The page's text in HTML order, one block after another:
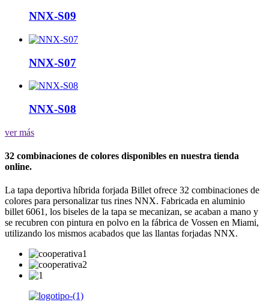
NNX-S09
NNX-S07
NNX-S08
ver más
32 combinaciones de colores disponibles en nuestra tienda
online.
La tapa deportiva híbrida forjada Billet ofrece 32 combinaciones de
colores para personalizar tus rines NNX. Fabricada en aluminio
billet 6061, los biseles de la tapa se mecanizan, se acaban a mano y
se recubren con pintura en polvo en la fábrica de Vossen en Miami,
utilizando los mismos acabados que las llantas forjadas NNX.